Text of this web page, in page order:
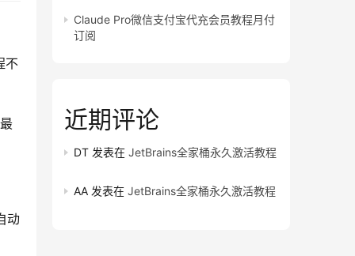
不
动
Claude Pro微信支付宝代充会员教程月付
订阅
近期评论
DT 发表在 JetBrains全家桶永久激活教程
AA 发表在 JetBrains全家桶永久激活教程